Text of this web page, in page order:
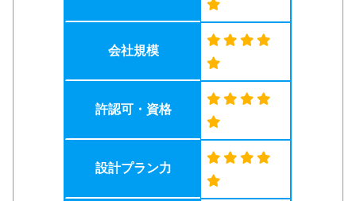
会社規模
許認可・資格
設計プラン力